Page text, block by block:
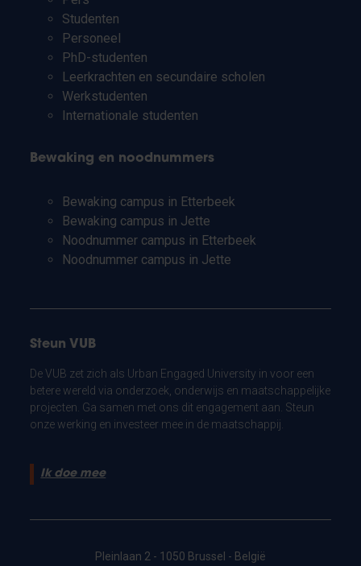
Studenten
Personeel
PhD-studenten
Leerkrachten en secundaire scholen
Werkstudenten
Internationale studenten
Bewaking en noodnummers
Bewaking campus in Etterbeek
Bewaking campus in Jette
Noodnummer campus in Etterbeek
Noodnummer campus in Jette
Steun VUB
De VUB zet zich als Urban Engaged University in voor een
betere wereld via onderzoek, onderwijs en maatschappelijke
projecten. Ga samen met ons dit engagement aan. Steun
onze werking en investeer mee in de maatschappij.
Ik doe mee
Pleinlaan 2 - 1050 Brussel - België